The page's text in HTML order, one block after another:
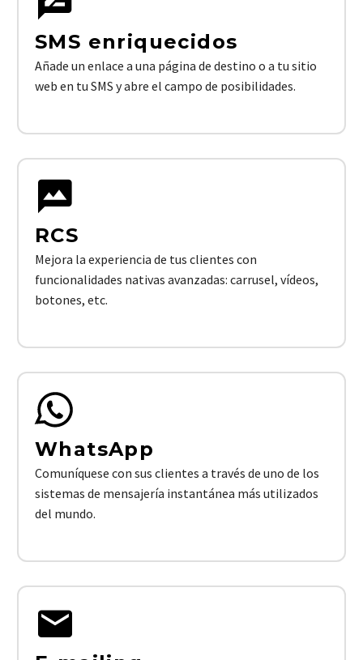
SMS enriquecidos
Añade un enlace a una página de destino o a tu sitio
web en tu SMS y abre el campo de posibilidades.
RCS
Mejora la experiencia de tus clientes con
funcionalidades nativas avanzadas: carrusel, vídeos,
botones, etc.
WhatsApp
Comuníquese con sus clientes a través de uno de los
sistemas de mensajería instantánea más utilizados
del mundo.